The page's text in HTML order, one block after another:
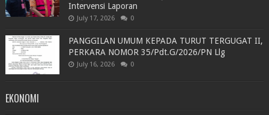
Intervensi Laporan
July 17, 2026 0
PANGGILAN UMUM KEPADA TURUT TERGUGAT II,
PERKARA NOMOR 35/Pdt.G/2026/PN Llg
July 16, 2026 0
EKONOMI